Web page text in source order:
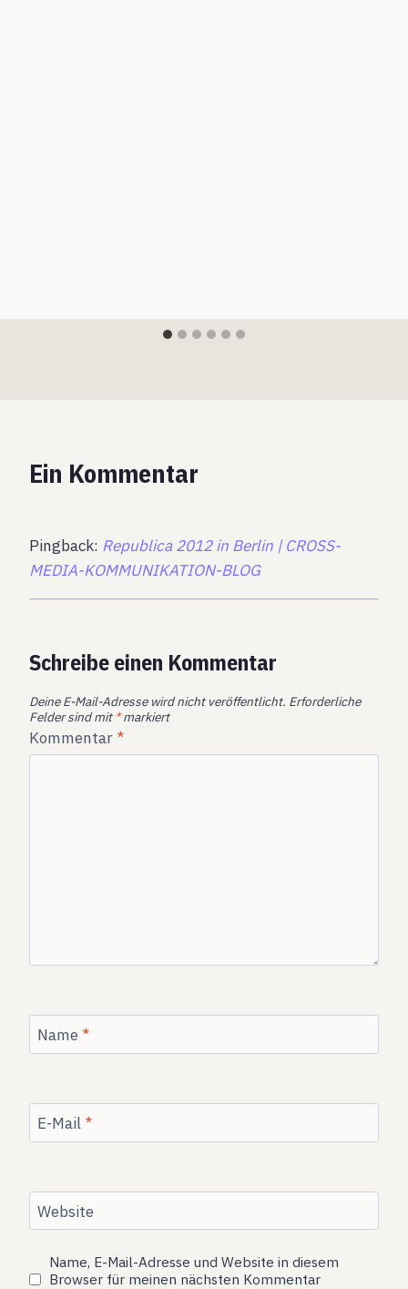
Ein Kommentar
Pingback: Republica 2012 in Berlin | CROSS-
MEDIA-KOMMUNIKATION-BLOG
Schreibe einen Kommentar
Deine E-Mail-Adresse wird nicht veröffentlicht. Erforderliche
Felder sind mit *markiert
Kommentar *
Name *
E-Mail *
Website
Name, E-Mail-Adresse und Website in diesem
Browser für meinen nächsten Kommentar